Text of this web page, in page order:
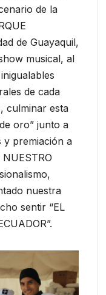
de la
de Guayaquil,
musical, al
de cada
culminar esta
oro” junto a
y premiación a
nuestra
sentir “EL